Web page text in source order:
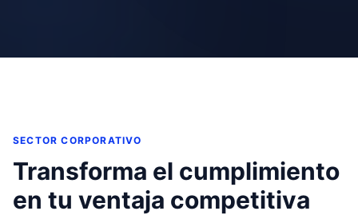
SECTOR CORPORATIVO
Transforma el cumplimiento
en tu ventaja competitiva